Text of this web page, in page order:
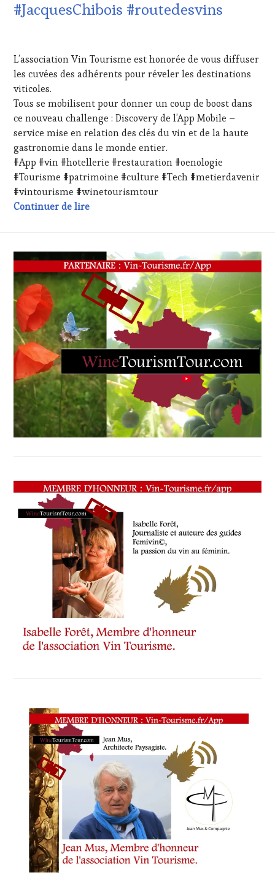
TOURISM
CLÉS
DU
DE
LA
HAUTE
GASTRONOMIE
FRANÇAISE,
INVITATIONS
DÉGUSTATIONS,
WINE
TASTING,
MASTERCLASS,
MÉDIAS,
PRESSE
ÉCRITE,
WEB,
OENOTOURISME,
PARTENAIRES
VIN
TOURISME
PRODUCTEURS
TERROIR,
RESTAURATEUR,
CHEF,
CUISINIER,
ŒNOLOGUE,
SOMMELIER
SALONS
INTERNATIONAUX,
VIGNOBLES
WINE
VOUCHER,
TOURISM
FAME,
WINE
TOURISM
WINETASTINGVOUCHER.COM
#JacquesChibois #routedesvins
2023
L’association Vin Tourisme est honorée de vous diffuser
les cuvées des adhérents pour réveler les destinations
viticoles.
Tous se mobilisent pour donner un coup de boost dans
ce nouveau challenge : Discovery de l’App Mobile –
service mise en relation des clés du vin et de la haute
gastronomie dans le monde entier.
#App #vin #hotellerie #restauration #oenologie
#Tourisme #patrimoine #culture #Tech #metierdavenir
#vintourisme #winetourismtour
Continuer de lireExpériences oenologiques et culturelles